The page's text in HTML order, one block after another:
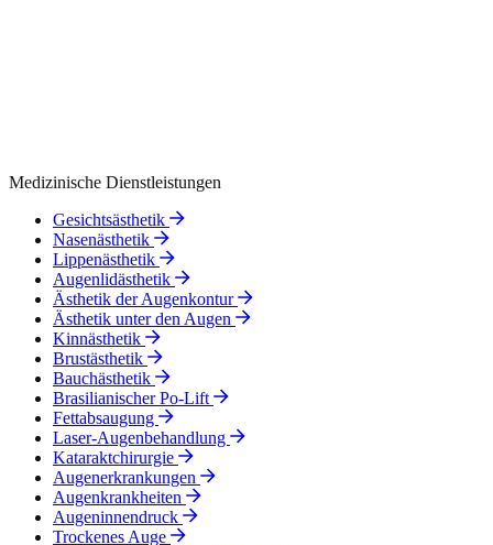
Medizinische Dienstleistungen
Gesichtsästhetik
Nasenästhetik
Lippenästhetik
Augenlidästhetik
Ästhetik der Augenkontur
Ästhetik unter den Augen
Kinnästhetik
Brustästhetik
Bauchästhetik
Brasilianischer Po-Lift
Fettabsaugung
Laser-Augenbehandlung
Kataraktchirurgie
Augenerkrankungen
Augenkrankheiten
Augeninnendruck
Trockenes Auge